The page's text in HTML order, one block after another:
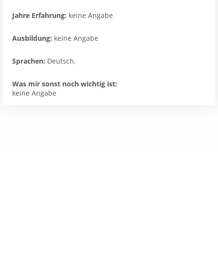
Jahre Erfahrung: keine Angabe
Ausbildung: keine Angabe
Sprachen: Deutsch,
Was mir sonst noch wichtig ist:
keine Angabe